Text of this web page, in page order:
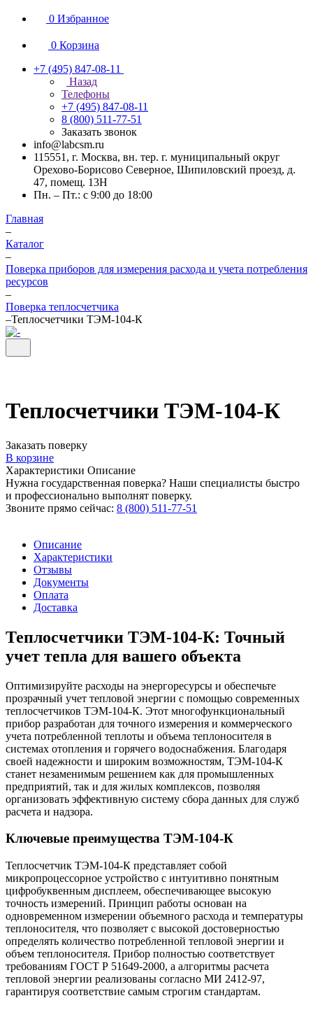
0 Избранное
0 Корзина
+7 (495) 847-08-11
Назад
Телефоны
+7 (495) 847-08-11
8 (800) 511-77-51
Заказать звонок
info@labcsm.ru
115551, г. Москва, вн. тер. г. муниципальный округ
Орехово-Борисово Северное, Шипиловский проезд, д.
47, помещ. 13Н
Пн. – Пт.: с 9:00 до 18:00
Главная
–
Каталог
–
Поверка приборов для измерения расхода и учета потребления
ресурсов
–
Поверка теплосчетчика
–Теплосчетчики ТЭМ-104-К
Теплосчетчики ТЭМ-104-К
Заказать поверку
В корзине
Характеристики Описание
Нужна государственная поверка? Наши специалисты быстро
и профессионально выполнят поверку.
Звоните прямо сейчас: 8 (800) 511-77-51
Описание
Характеристики
Отзывы
Документы
Оплата
Доставка
Теплосчетчики ТЭМ-104-К: Точный
учет тепла для вашего объекта
Оптимизируйте расходы на энергоресурсы и обеспечьте
прозрачный учет тепловой энергии с помощью современных
теплосчетчиков ТЭМ-104-К. Этот многофункциональный
прибор разработан для точного измерения и коммерческого
учета потребленной теплоты и объема теплоносителя в
системах отопления и горячего водоснабжения. Благодаря
своей надежности и широким возможностям, ТЭМ-104-К
станет незаменимым решением как для промышленных
предприятий, так и для жилых комплексов, позволяя
организовать эффективную систему сбора данных для служб
расчета и надзора.
Ключевые преимущества ТЭМ-104-К
Теплосчетчик ТЭМ-104-К представляет собой
микропроцессорное устройство с интуитивно понятным
цифробуквенным дисплеем, обеспечивающее высокую
точность измерений. Принцип работы основан на
одновременном измерении объемного расхода и температуры
теплоносителя, что позволяет с высокой достоверностью
определять количество потребленной тепловой энергии и
объем теплоносителя. Прибор полностью соответствует
требованиям ГОСТ Р 51649-2000, а алгоритмы расчета
тепловой энергии реализованы согласно МИ 2412-97,
гарантируя соответствие самым строгим стандартам.